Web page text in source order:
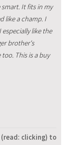
It fits in my
like a champ. I
like the
brother's
This is a buy
clicking) to